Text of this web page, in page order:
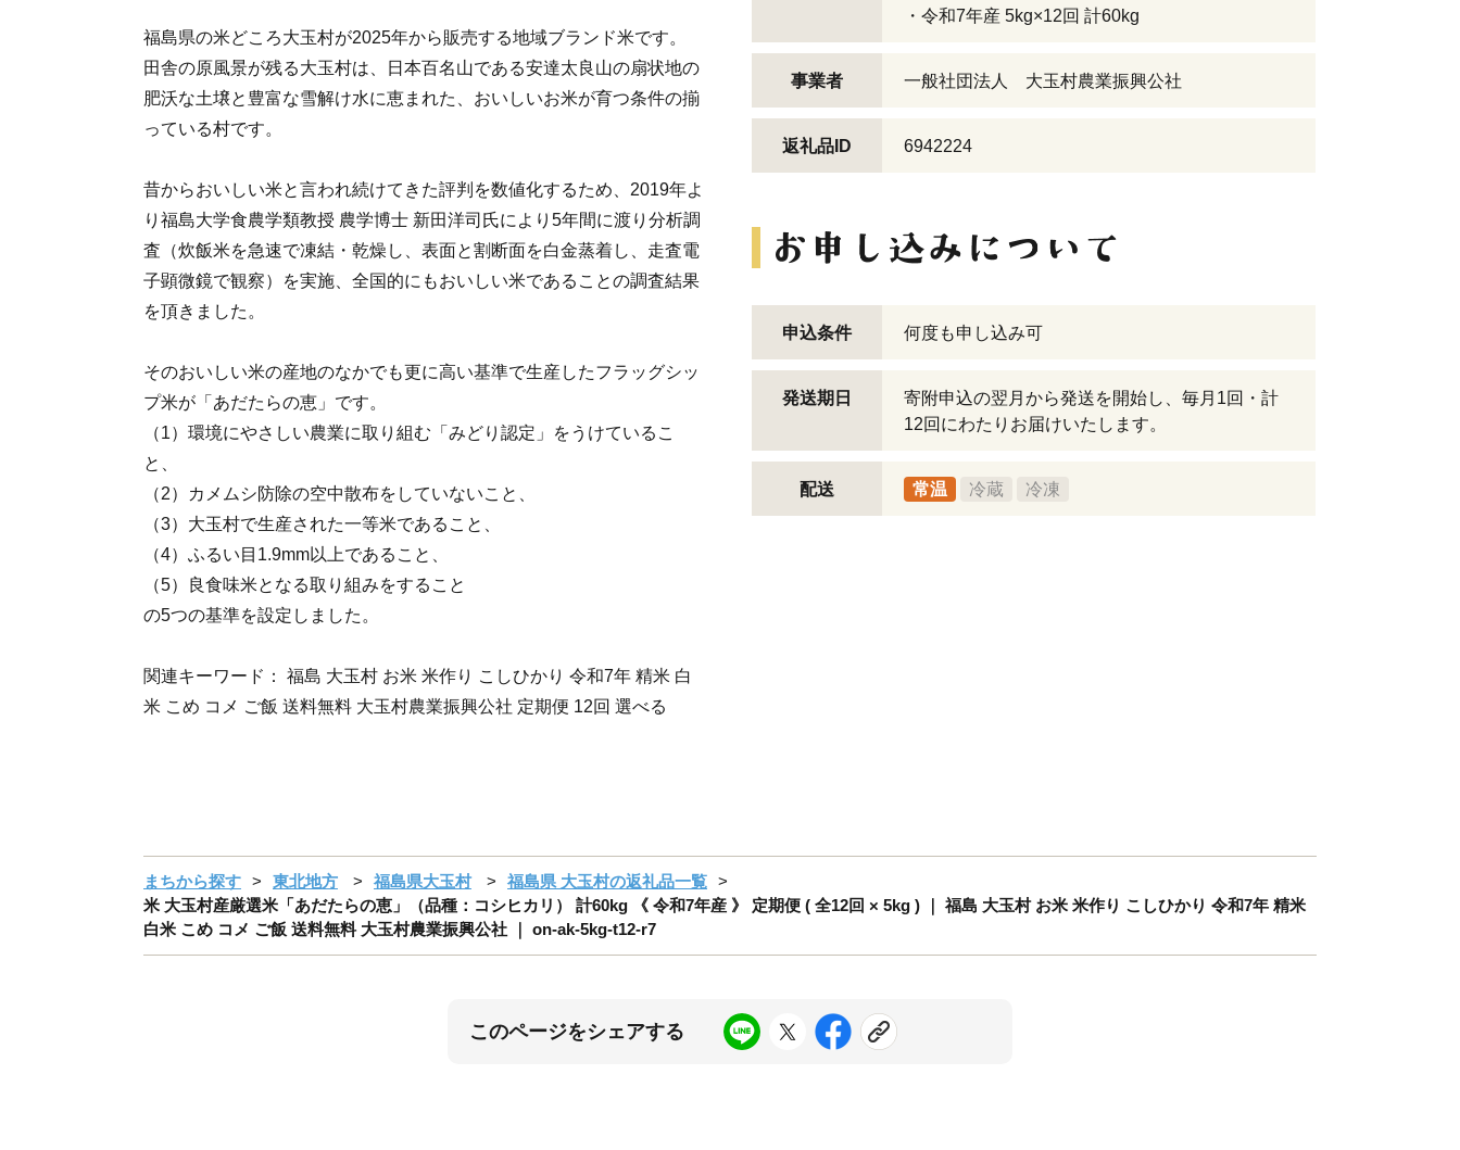
福島県の米どころ大玉村が2025年から販売する地域ブランド米です。
田舎の原風景が残る大玉村は、日本百名山である安達太良山の扇状地の
肥沃な土壌と豊富な雪解け水に恵まれた、おいしいお米が育つ条件の揃
っている村です。
昔からおいしい米と言われ続けてきた評判を数値化するため、2019年よ
り福島大学食農学類教授 農学博士 新田洋司氏により5年間に渡り分析調
査（炊飯米を急速で凍結・乾燥し、表面と割断面を白金蒸着し、走査電
子顕微鏡で観察）を実施、全国的にもおいしい米であることの調査結果
を頂きました。
そのおいしい米の産地のなかでも更に高い基準で生産したフラッグシッ
プ米が「あだたらの恵」です。
（1）環境にやさしい農業に取り組む「みどり認定」をうけているこ
と、
（2）カメムシ防除の空中散布をしていないこと、
（3）大玉村で生産された一等米であること、
（4）ふるい目1.9mm以上であること、
（5）良食味米となる取り組みをすること
の5つの基準を設定しました。
関連キーワード： 福島 大玉村 お米 米作り こしひかり 令和7年 精米 白
米 こめ コメ ご飯 送料無料 大玉村農業振興公社 定期便 12回 選べる
・令和7年産 5kg×12回 計60kg
事業者 一般社団法人 大玉村農業振興公社
返礼品ID 6942224
申込条件 何度も申し込み可
発送期日
寄附申込の翌月から発送を開始し、毎月1回・計
12回にわたりお届けいたします。
配送 常温 冷蔵 冷凍
まちから探す 東北地方 福島県大玉村
福島県 大玉村の返礼品一覧
米 大玉村産厳選米「あだたらの恵」（品種：コシヒカリ） 計60kg 《 令和7年産 》 定期便 ( 全12回 × 5kg ) ｜ 福島 大玉村 お米 米作り こしひかり 令和7年 精米
白米 こめ コメ ご飯 送料無料 大玉村農業振興公社 ｜ on-ak-5kg-t12-r7
このページをシェアする